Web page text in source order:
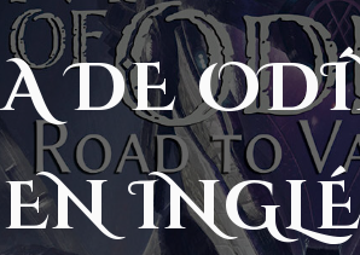
DE